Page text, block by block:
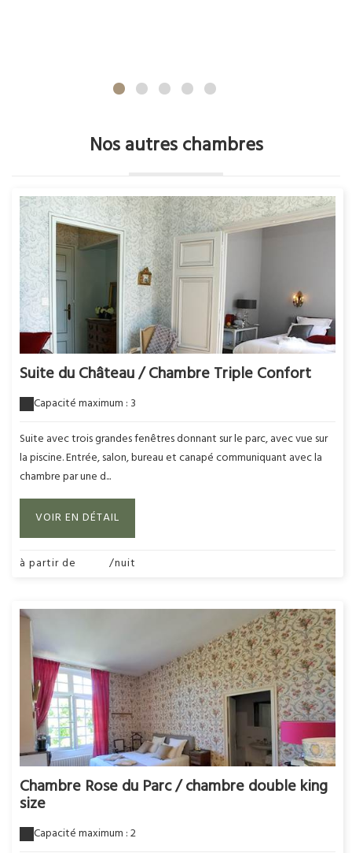
Nos autres chambres
Suite du Château / Chambre Triple Confort
Capacité maximum : 3
Suite avec trois grandes fenêtres donnant sur le parc, avec vue sur
la piscine. Entrée, salon, bureau et canapé communiquant avec la
chambre par une d...
VOIR EN DÉTAIL
à partir de /nuit
Chambre Rose du Parc / chambre double king
size
Capacité maximum : 2